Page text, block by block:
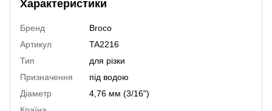
Характеристики
Бренд
Broco
Артикул
TA2216
Тип
для різки
Призначення
під водою
Діаметр
4,76 мм (3/16")